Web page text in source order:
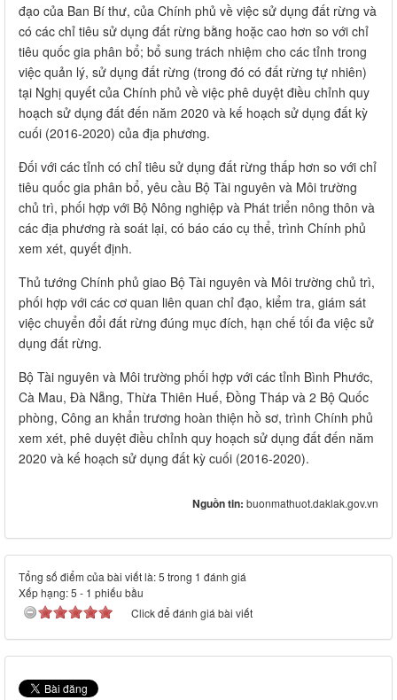
đạo của Ban Bí thư, của Chính phủ về việc sử dụng đất rừng và
có các chỉ tiêu sử dụng đất rừng bằng hoặc cao hơn so với chỉ
tiêu quốc gia phân bổ; bổ sung trách nhiệm cho các tỉnh trong
việc quản lý, sử dụng đất rừng (trong đó có đất rừng tự nhiên)
tại Nghị quyết của Chính phủ về việc phê duyệt điều chỉnh quy
hoạch sử dụng đất đến năm 2020 và kế hoạch sử dụng đất kỳ
cuối (2016-2020) của địa phương.
Đối với các tỉnh có chỉ tiêu sử dụng đất rừng thấp hơn so với chỉ
tiêu quốc gia phân bổ, yêu cầu Bộ Tài nguyên và Môi trường
chủ trì, phối hợp với Bộ Nông nghiệp và Phát triển nông thôn và
các địa phương rà soát lại, có báo cáo cụ thể, trình Chính phủ
xem xét, quyết định.
Thủ tướng Chính phủ giao Bộ Tài nguyên và Môi trường chủ trì,
phối hợp với các cơ quan liên quan chỉ đạo, kiểm tra, giám sát
việc chuyển đổi đất rừng đúng mục đích, hạn chế tối đa việc sử
dụng đất rừng.
Bộ Tài nguyên và Môi trường phối hợp với các tỉnh Bình Phước,
Cà Mau, Đà Nẵng, Thừa Thiên Huế, Đồng Tháp và 2 Bộ Quốc
phòng, Công an khẩn trương hoàn thiện hồ sơ, trình Chính phủ
xem xét, phê duyệt điều chỉnh quy hoạch sử dụng đất đến năm
2020 và kế hoạch sử dụng đất kỳ cuối (2016-2020).
Nguồn tin: buonmathuot.daklak.gov.vn
Tổng số điểm của bài viết là: 5 trong 1 đánh giá
Xếp hạng:5 - 1 phiếu bầu
Click để đánh giá bài viết